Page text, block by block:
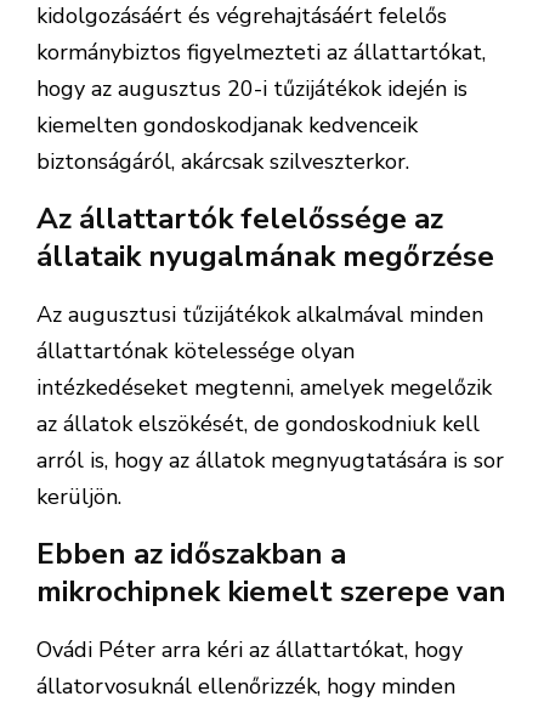
kidolgozásáért és végrehajtásáért felelős
kormánybiztos figyelmezteti az állattartókat,
hogy az augusztus 20-i tűzijátékok idején is
kiemelten gondoskodjanak kedvenceik
biztonságáról, akárcsak szilveszterkor.
Az állattartók felelőssége az
állataik nyugalmának megőrzése
Az augusztusi tűzijátékok alkalmával minden
állattartónak kötelessége olyan
intézkedéseket megtenni, amelyek megelőzik
az állatok elszökését, de gondoskodniuk kell
arról is, hogy az állatok megnyugtatására is sor
kerüljön.
Ebben az időszakban a
mikrochipnek kiemelt szerepe van
Ovádi Péter arra kéri az állattartókat, hogy
állatorvosuknál ellenőrizzék, hogy minden